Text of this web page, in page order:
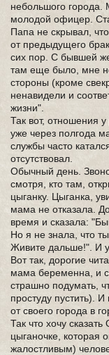
небольшого
молодой офицер.
Папа не скрывал,
от предыдущего
сих пор. С бывшей
там еще было, мне
стороны (кроме
ненавидели и
жизни".
Так вот, отношения
уже через полгода
службы часто
отсутствовал.
Обычный день.
смотря, кто там,
цыганку. Цыганка,
мама не отказала.
время и сказала:
Но я не знала, что
Живите дальше!". И
Вот так, дорогие
мама беременна, и
страшно подумать,
простуду пустить).
от своего города в
Так что хочу
цыганочке, которая
жалостливым)